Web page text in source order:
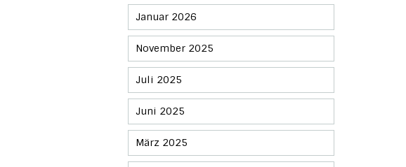
Januar 2026
November 2025
Juli 2025
Juni 2025
März 2025